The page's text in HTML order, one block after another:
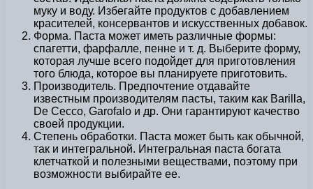
муку и воду. Избегайте продуктов с добавлением
красителей, консервантов и искусственных добавок.
Форма. Паста может иметь различные формы:
спагетти, фарфалле, пенне и т. д. Выберите форму,
которая лучше всего подойдет для приготовления
того блюда, которое вы планируете приготовить.
Производитель. Предпочтение отдавайте
известным производителям пасты, таким как Barilla,
De Cecco, Garofalo и др. Они гарантируют качество
своей продукции.
Степень обработки. Паста может быть как обычной,
так и интегральной. Интегральная паста богата
клетчаткой и полезными веществами, поэтому при
возможности выбирайте ее.